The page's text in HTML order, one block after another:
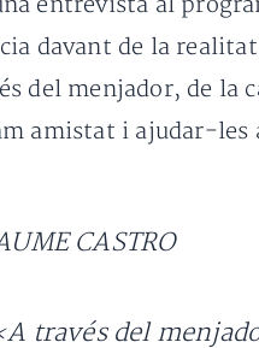
entrevista al
davant de la
del menjador, de la
amistat i ajudar-les
CASTRO
través del